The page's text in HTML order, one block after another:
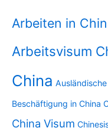
Arbeiten in
Arbeitsvisum
China
Beschäftigung in China
China Visum